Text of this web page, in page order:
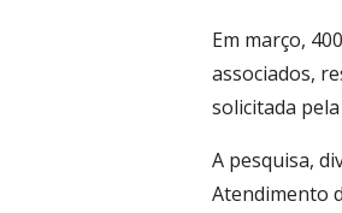
Em março,
associados,
solicitada
A pesquisa,
Atendimento